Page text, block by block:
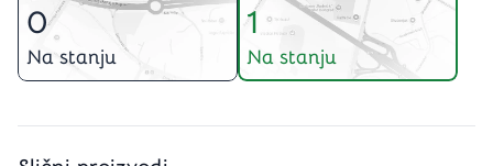
0
Na stanju
1
Na stanju